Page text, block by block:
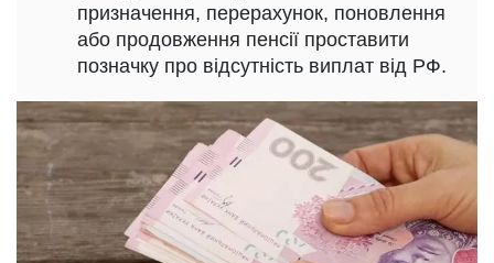
призначення, перерахунок, поновлення
або продовження пенсії проставити
позначку про відсутність виплат від РФ.